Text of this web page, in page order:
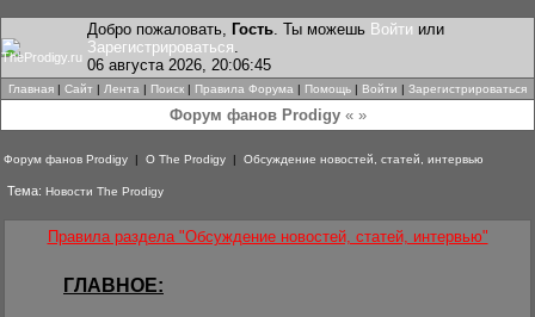
Добро пожаловать, Гость. Ты можешь Войти или
Зарегистрироваться.
06 августа 2026, 20:06:45
Главная | Сайт | Лента | Поиск | Правила Форума | Помощь | Войти | Зарегистрироваться
Форум фанов Prodigy« »
Форум фанов Prodigy | О The Prodigy | Обсуждение новостей, статей, интервью
Тема: Новости The Prodigy
Правила раздела "Обсуждение новостей, статей, интервью"
ГЛАВНОЕ: